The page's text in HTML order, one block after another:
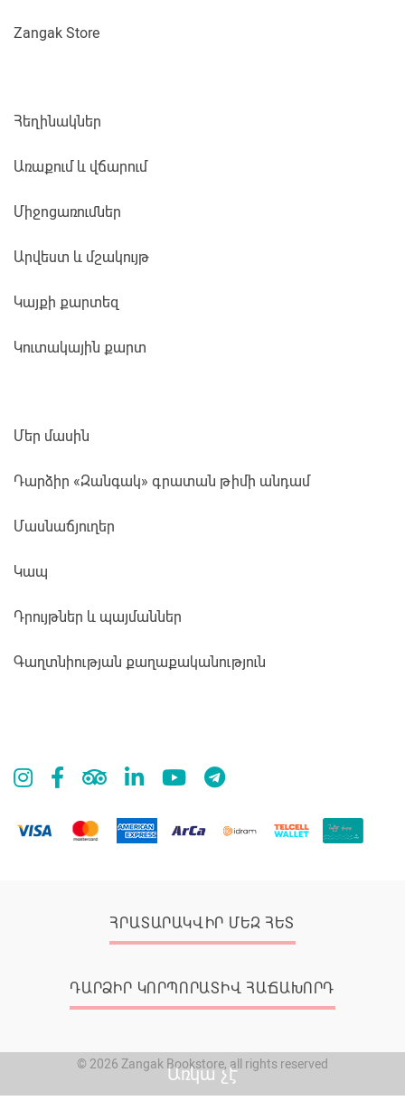
Առկա չէ
Zangak Store
Հեղինակներ
Առաքում և վճարում
Միջոցառումներ
Արվեստ և մշակույթ
Կայքի քարտեզ
Կուտակային քարտ
Մեր մասին
Դարձիր «Զանգակ» գրատան թիմի անդամ
Մասնաճյուղեր
Կապ
Դրույթներ և պայմաններ
Գաղտնիության քաղաքականություն
ՀՐԱՏԱՐԱԿՎԻՐ ՄԵԶ ՀԵՏ
ԴԱՐՁԻՐ ԿՈՐՊՈՐԱՏԻՎ ՀԱՃԱԽՈՐԴ
© 2026 Zangak Bookstore, all rights reserved